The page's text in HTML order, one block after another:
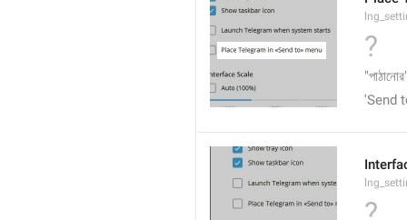
?
'Send
?